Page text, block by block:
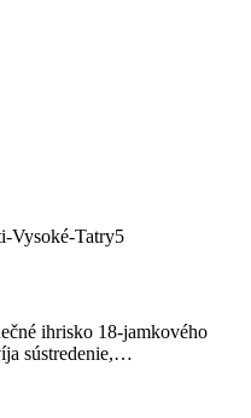
ihrisko 18-jamkového
sústredenie,…